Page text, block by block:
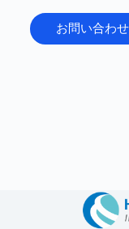
お問い合わせ